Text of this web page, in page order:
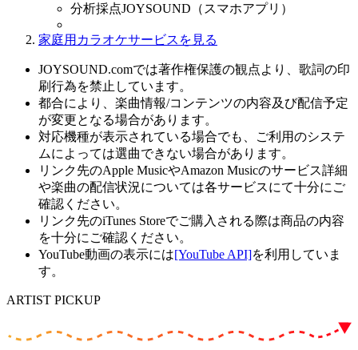
分析採点JOYSOUND（スマホアプリ）
家庭用カラオケサービスを見る
JOYSOUND.comでは著作権保護の観点より、歌詞の印
刷行為を禁止しています。
都合により、楽曲情報/コンテンツの内容及び配信予定
が変更となる場合があります。
対応機種が表示されている場合でも、ご利用のシステ
ムによっては選曲できない場合があります。
リンク先のApple MusicやAmazon Musicのサービス詳細
や楽曲の配信状況については各サービスにて十分にご
確認ください。
リンク先のiTunes Storeでご購入される際は商品の内容
を十分にご確認ください。
YouTube動画の表示には[YouTube API]を利用していま
す。
ARTIST PICKUP